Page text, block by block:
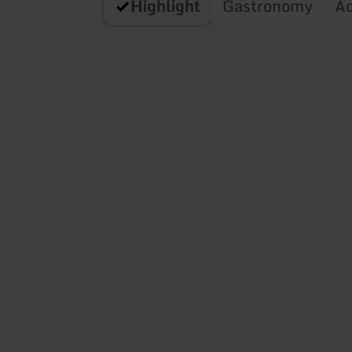
Highlight Gastronomy